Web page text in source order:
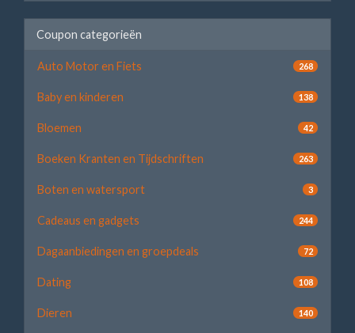
Coupon categorieën
Auto Motor en Fiets 268
Baby en kinderen 138
Bloemen 42
Boeken Kranten en Tijdschriften 263
Boten en watersport 3
Cadeaus en gadgets 244
Dagaanbiedingen en groepdeals 72
Dating 108
Dieren 140